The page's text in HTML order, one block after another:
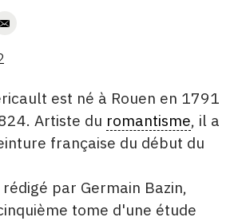
est né à Rouen en 1791
Artiste du romantisme, il a
française du début du
par Germain Bazin,
tome d'une étude